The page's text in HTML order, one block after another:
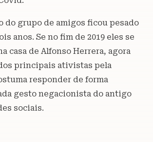
do grupo de amigos ficou pesado
anos. Se no fim de 2019 eles se
casa de Alfonso Herrera, agora
principais ativistas pela
responder de forma
gesto negacionista do antigo
sociais.